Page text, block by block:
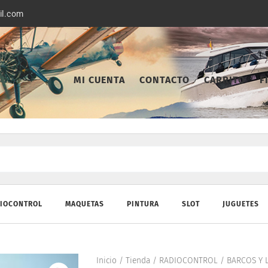
MI CUENTA CONTACTO CARRITO
MAQUETAS PINTURA SLOT JUGUETES
Inicio / Tienda/ RADIOCONTROL/ BARCOS Y